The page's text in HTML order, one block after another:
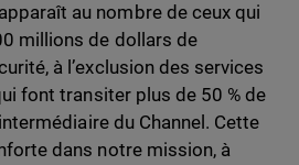
au nombre de ceux qui
millions de dollars de
à l’exclusion des services
font transiter plus de 50 % de
du Channel. Cette
dans notre mission, à